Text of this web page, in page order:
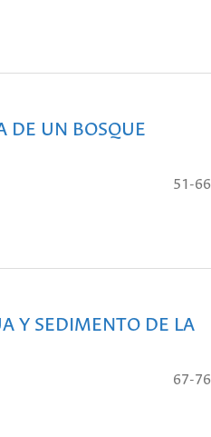
DE UN BOSQUE
51-66
Y SEDIMENTO DE LA
67-76